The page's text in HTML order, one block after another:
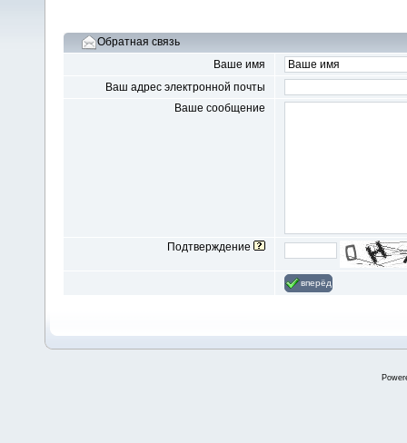
Обратная связь
Ваше имя
Ваш адрес электронной почты
Ваше сообщение
Подтверждение
вперёд